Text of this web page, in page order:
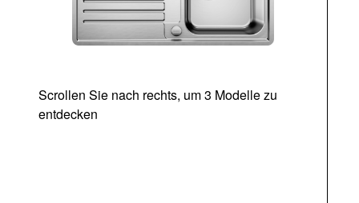
Scrollen Sie nach rechts, um 3 Modelle zu
entdecken